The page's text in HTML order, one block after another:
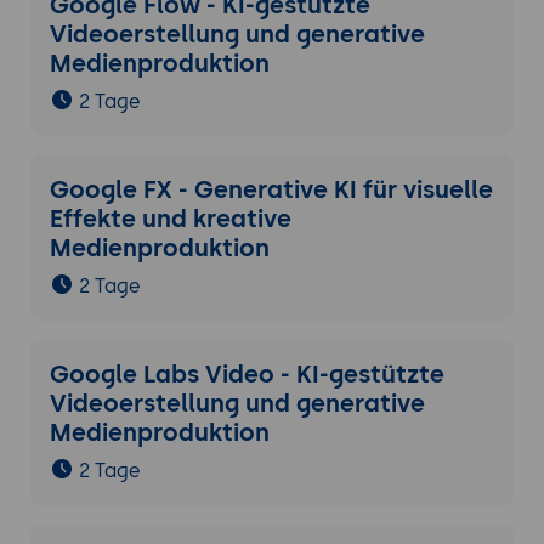
Videoerstellung und generative
Medienproduktion
2 Tage
Google FX - Generative KI für visuelle
Effekte und kreative
Medienproduktion
2 Tage
Google Labs Video - KI-gestützte
Videoerstellung und generative
Medienproduktion
2 Tage